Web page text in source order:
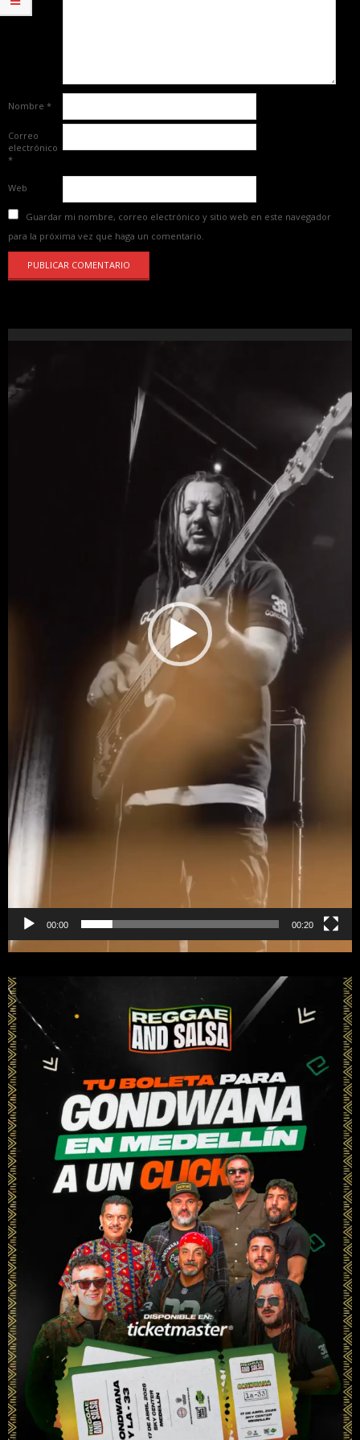
Nombre *
Correo
electrónico
*
Web
Guardar mi nombre, correo electrónico y sitio web en este navegador
para la próxima vez que haga un comentario.
Reproductor
vídeo
00:00 00:20